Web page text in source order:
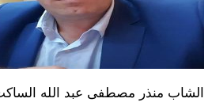
الشاب منذر مصطفى عبد الله